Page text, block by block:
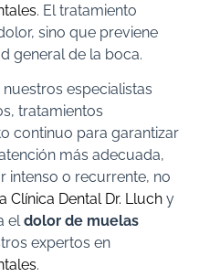
. El tratamiento
sino que previene
general de la boca.
nuestros especialistas
tratamientos
continuo para garantizar
más adecuada,
intenso o recurrente, no
Clínica Dental Dr. Lluch y
eldolor de muelas
expertos en
.